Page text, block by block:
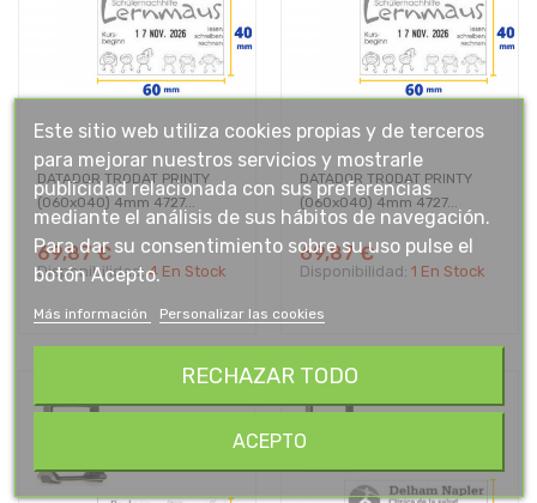
DATADOR TRODAT PRINTY
(060x040) 4mm 4727...
69,87 €
Disponibilidad:4 En Stock
DATADOR TRODAT PRINTY
(060x040) 4mm 4727...
69,87 €
Disponibilidad: 1 En Stock
Este sitio web utiliza cookies propias y de terceros
para mejorar nuestros servicios y mostrarle
publicidad relacionada con sus preferencias
mediante el análisis de sus hábitos de navegación.
Para dar su consentimiento sobre su uso pulse el
botón Acepto.
Más información Personalizar las cookies
RECHAZAR TODO
ACEPTO